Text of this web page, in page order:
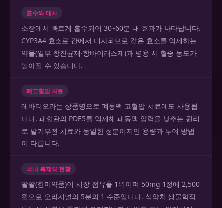
흡수와 대사
소장에서 빠르게 흡수되어 30~60분 내 효과가 나타납니다.
CYP3A4 효소로 간에서 대사되므로 같은 효소를 억제하는
약물(일부 항진균제·항바이러스제)과 병용 시 혈중 농도가
높아질 수 있습니다.
폐고혈압 치료
레바티오라는 상품명으로 폐동맥 고혈압 치료에도 사용됩
니다. 폐혈관의 PDE5를 억제해 폐동맥 압력을 낮추는 원리
로 발기부전 치료와 동일한 성분이지만 용량과 투여 방법
이 다릅니다.
국내 복제약 현황
팔팔(한미약품)이 시장 점유율 1위이며 50mg 1정에 2,500
원으로 오리지널의 5분의 1 수준입니다. 식약처 생물학적